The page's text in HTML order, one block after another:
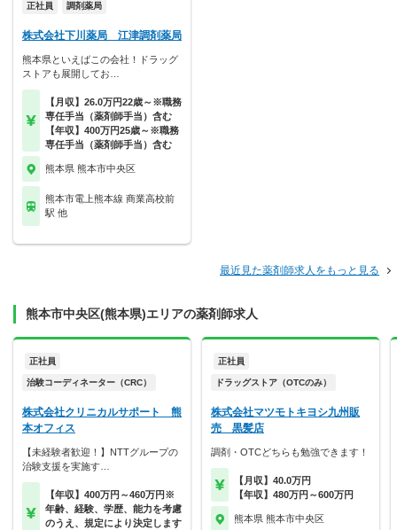
正社員 調剤薬局
株式会社下川薬局 江津調剤薬局
熊本県といえばこの会社！ドラッグ
ストアも展開してお…
【月収】26.0万円22歳～※職務
専任手当（薬剤師手当）含む
【年収】400万円25歳～※職務
専任手当（薬剤師手当）含む
熊本県 熊本市中央区
熊本市電上熊本線 商業高校前
駅 他
最近見た薬剤師求人をもっと見る
熊本市中央区(熊本県)エリアの薬剤師求人
正社員
治験コーディネーター（CRC）
株式会社クリニカルサポート 熊
本オフィス
【未経験者歓迎！】NTTグループの
治験支援を実施す…
【年収】400万円～460万円※
年齢、経験、学歴、能力を考慮
のうえ、規定により決定します
正社員
ドラッグストア（OTCのみ）
株式会社マツモトキヨシ九州販
売 黒髪店
調剤・OTCどちらも勉強できます！
【月収】40.0万円
【年収】480万円～600万円
熊本県 熊本市中央区